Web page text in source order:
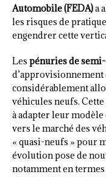
Automobile (FEDA)a
les risques de
engendrer cette
Les pénuries de
considérablement
véhicules neufs.
à adapter leur
vers le marché des
« quasi-neufs » pour
évolution pose de
notamment en